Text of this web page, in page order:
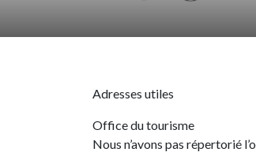
Adresses utiles
Office du tourisme
Nous n’avons pas répertorié